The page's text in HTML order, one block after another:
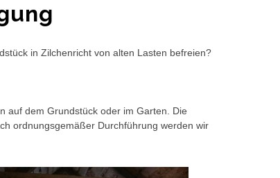
in Zilchenricht von alten Lasten befreien?
auf dem Grundstück oder im Garten. Die
ordnungsgemäßer Durchführung werden wir